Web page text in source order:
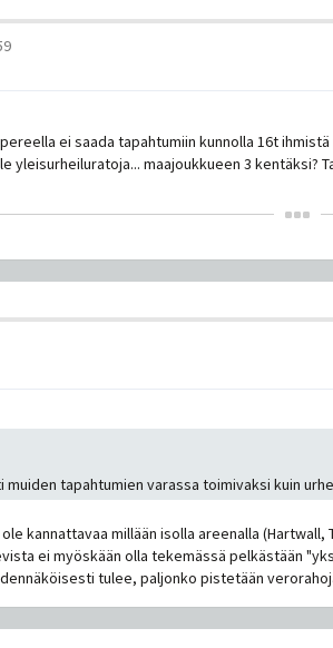
ei saada tapahtumiin kunnolla 16t
maajoukkueen 3 kentäksi?
tapahtumien varassa toimivaksi kuin
kannattavaa millään isolla areenalla
ei myöskään olla tekemässä pelkästään
tulee, paljonko pistetään